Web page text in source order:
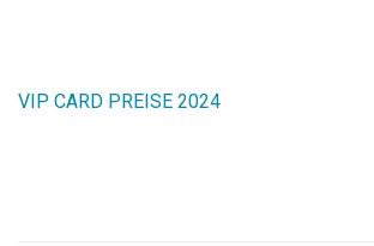
VIP CARD PREISE 2024